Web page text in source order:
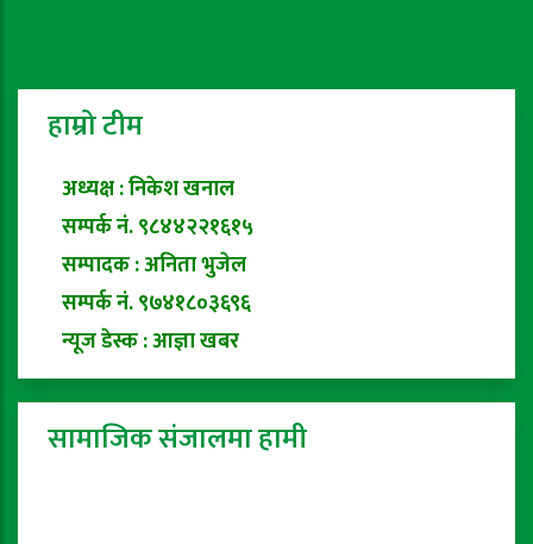
हाम्रो टीम
अध्यक्ष : निकेश खनाल
सम्पर्क नं. ९८४४२२१६१५
सम्पादक : अनिता भुजेल
सम्पर्क नं. ९७४१८०३६९६
न्यूज डेस्क : आज्ञा खबर
सामाजिक संजालमा हामी